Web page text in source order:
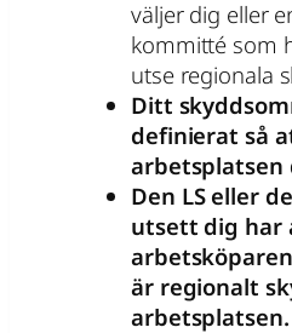
väljer dig eller
kommitté som
utse regionala
Ditt
definierat så
arbetsplatsen
Den LS eller
utsett dig har
är regionalt
arbetsplatsen.